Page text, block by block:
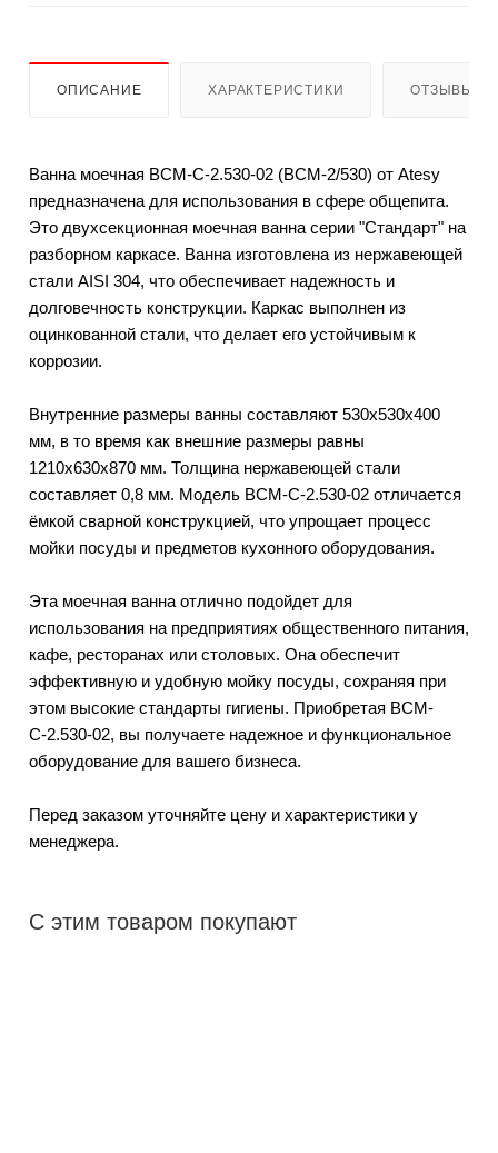
ОПИСАНИЕ ХАРАКТЕРИСТИКИ ОТЗЫВЫ
Ванна моечная ВСМ-С-2.530-02 (ВСМ-2/530) от Atesy
предназначена для использования в сфере общепита.
Это двухсекционная моечная ванна серии "Стандарт" на
разборном каркасе. Ванна изготовлена из нержавеющей
стали AISI 304, что обеспечивает надежность и
долговечность конструкции. Каркас выполнен из
оцинкованной стали, что делает его устойчивым к
коррозии.
Внутренние размеры ванны составляют 530х530х400
мм, в то время как внешние размеры равны
1210х630х870 мм. Толщина нержавеющей стали
составляет 0,8 мм. Модель ВСМ-С-2.530-02 отличается
ёмкой сварной конструкцией, что упрощает процесс
мойки посуды и предметов кухонного оборудования.
Эта моечная ванна отлично подойдет для
использования на предприятиях общественного питания,
кафе, ресторанах или столовых. Она обеспечит
эффективную и удобную мойку посуды, сохраняя при
этом высокие стандарты гигиены. Приобретая ВСМ-
С-2.530-02, вы получаете надежное и функциональное
оборудование для вашего бизнеса.
Перед заказом уточняйте цену и характеристики у
менеджера.
С этим товаром покупают